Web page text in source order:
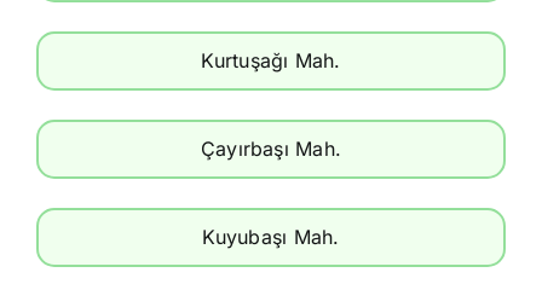
Kurtuşağı Mah.
Çayırbaşı Mah.
Kuyubaşı Mah.